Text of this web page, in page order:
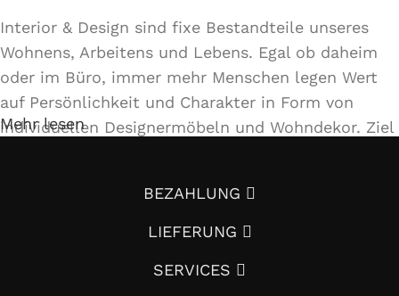
Interior & Design sind fixe Bestandteile unseres
Wohnens, Arbeitens und Lebens. Egal ob daheim
oder im Büro, immer mehr Menschen legen Wert
auf Persönlichkeit und Charakter in Form von
individuellen Designermöbeln und Wohndekor. Ziel
Designkonzepten folgend – von der Masse
Wenn auch Sie so denken und Ihre Wohnung vom
Mehr lesen
BEZAHLUNG
LIEFERUNG
SERVICES